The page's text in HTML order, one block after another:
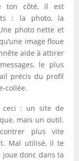
ton côté, il est
: la photo, la
photo nette et
image floue
aide à attirer
le plus
précis du profil
collée.
ceci : un site de
mais un outil.
plus vite
Mal utilisé, il te
donc dans ta